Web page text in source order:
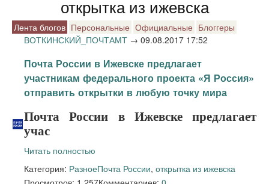
открытка из ижевска
Лента блогов Персональные Официальные Блоггеры
ВОТКИНСКИЙ_ПОЧТАМТ → 09.08.2017 17:52
Почта России в Ижевске предлагает
участникам федерального проекта «Я Россия»
отправить открытки в любую точку мира
Почта России в Ижевске предлагает
учас
Читать полностью
Категория: РазноеПочта России, открытка из ижевска